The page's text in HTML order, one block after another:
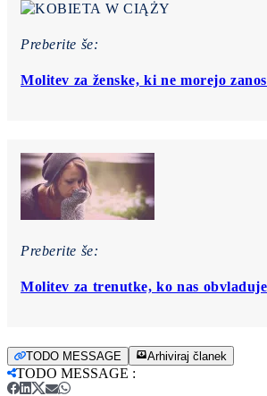
Preberite še:
Molitev za ženske, ki ne morejo
Preberite še:
Molitev za trenutke, ko nas
TODO MESSAGE Arhiviraj članek
TODO MESSAGE :